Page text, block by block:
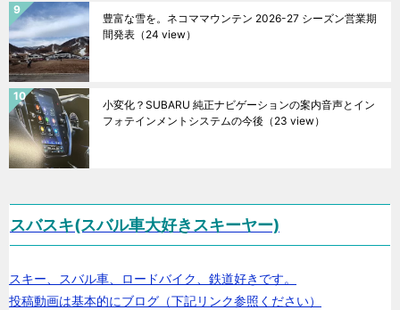
豊富な雪を。ネコママウンテン 2026-27 シーズン営業期
間発表 （24 view）
小変化？SUBARU 純正ナビゲーションの案内音声とイン
フォテインメントシステムの今後 （23 view）
スバスキ(スバル車大好きスキーヤー)
スキー、スバル車、ロードバイク、鉄道好きです。
投稿動画は基本的にブログ（下記リンク参照ください）